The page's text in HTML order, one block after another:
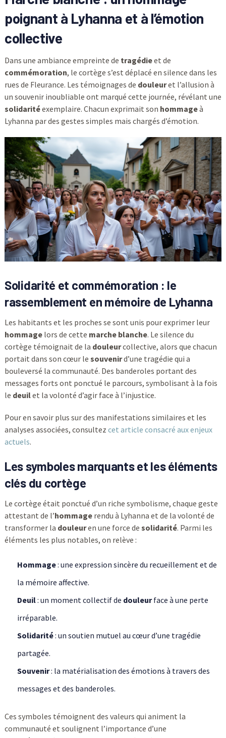
poignant à Lyhanna et à l’émotion
collective
Dans une ambiance empreinte de tragédieet de
commémoration, le cortège s’est déplacé en silence dans les
rues de Fleurance. Les témoignages de douleuret l’allusion à
un souvenir inoubliable ont marqué cette journée, révélant une
solidaritéexemplaire. Chacun exprimait son hommageà
Lyhanna par des gestes simples mais chargés d’émotion.
Solidarité et commémoration : le
rassemblement en mémoire de Lyhanna
Les habitants et les proches se sont unis pour exprimer leur
hommagelors de cette marche blanche. Le silence du
cortège témoignait de la douleurcollective, alors que chacun
portait dans son cœur le souvenird’une tragédie qui a
bouleversé la communauté. Des banderoles portant des
messages forts ont ponctué le parcours, symbolisant à la fois
le deuilet la volonté d’agir face à l’injustice.
Pour en savoir plus sur des manifestations similaires et les
analyses associées, consultez cet article consacré aux enjeux
actuels.
Les symboles marquants et les éléments
clés du cortège
Le cortège était ponctué d’un riche symbolisme, chaque geste
attestant de l’hommagerendu à Lyhanna et de la volonté de
transformer la douleuren une force de solidarité. Parmi les
éléments les plus notables, on relève :
Hommage: une expression sincère du recueillement et de
la mémoire affective.
Deuil: un moment collectif de douleurface à une perte
irréparable.
Solidarité: un soutien mutuel au cœur d’une tragédie
partagée.
Souvenir: la matérialisation des émotions à travers des
messages et des banderoles.
Ces symboles témoignent des valeurs qui animent la
communauté et soulignent l’importance d’une